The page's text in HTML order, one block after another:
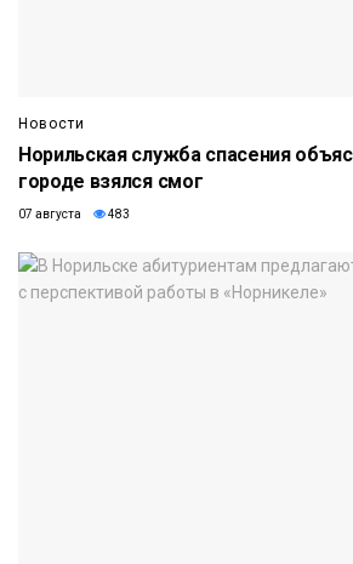
Новости
Норильская служба спасения
городе взялся смог
07 августа 483